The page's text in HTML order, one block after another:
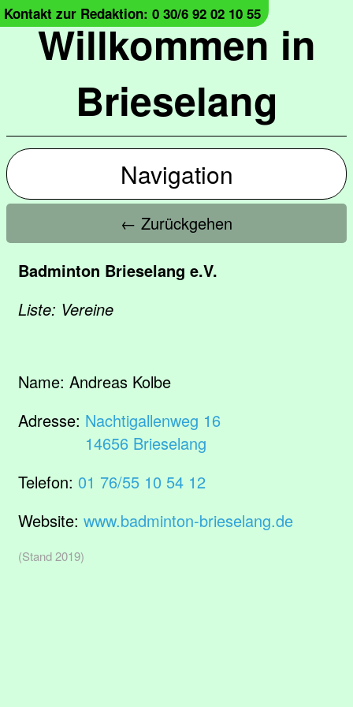
Willkommen in
Brieselang
Kontakt zur Redaktion: 0 30/6 92 02 10 55
Navigation
← Zurückgehen
Badminton Brieselang e.V.
Liste: Vereine
Name: Andreas Kolbe
Adresse: Nachtigallenweg 16
14656 Brieselang
Telefon: 01 76/55 10 54 12
Website: www.badminton-brieselang.de
(Stand 2019)